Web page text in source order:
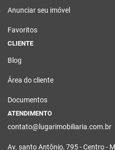
Anunciar seu imóvel
Favoritos
CLIENTE
Blog
Área do cliente
Documentos
ATENDIMENTO
contato@lugarimobiliaria.com.br
Av. santo Antônio, 795 - Centro -